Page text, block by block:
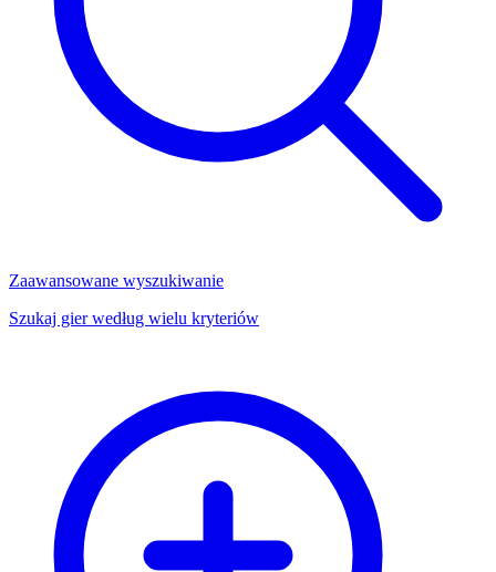
Zaawansowane wyszukiwanie
Szukaj gier według wielu kryteriów